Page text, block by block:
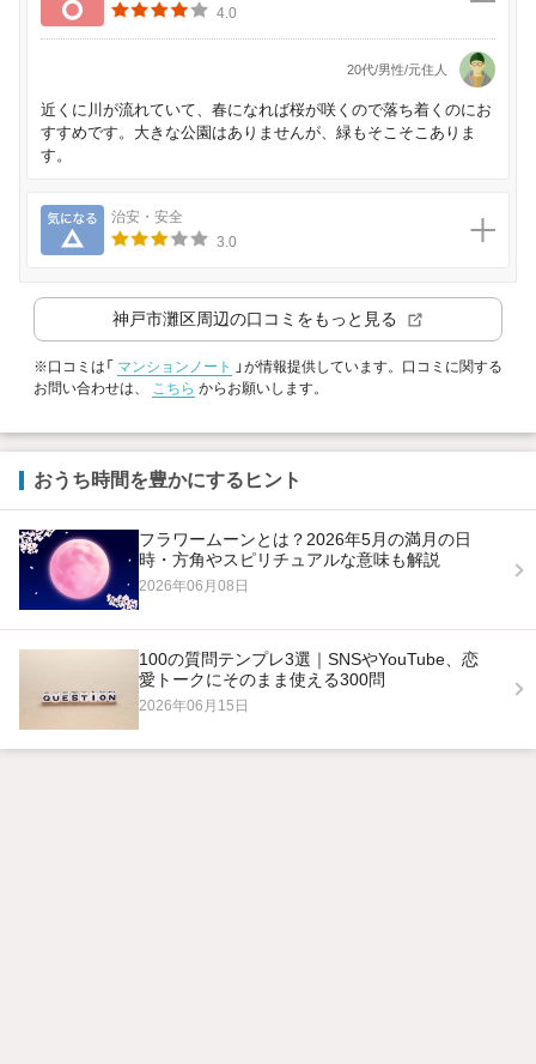
4.0
20代/男性/元住人
近くに川が流れていて、春になれば桜が咲くので落ち着くのにお
すすめです。大きな公園はありませんが、緑もそこそこありま
す。
気になる
治安・安全
3.0
神戸市灘区周辺の口コミをもっと見る
※口コミは「 マンションノート
」が情報提供しています。口コミに関する
お問い合わせは、 こちら からお願いします。
おうち時間を豊かにするヒント
フラワームーンとは？2026年5月の満月の日
時・方角やスピリチュアルな意味も解説
2026年06月08日
100の質問テンプレ3選｜SNSやYouTube、恋
愛トークにそのまま使える300問
2026年06月15日